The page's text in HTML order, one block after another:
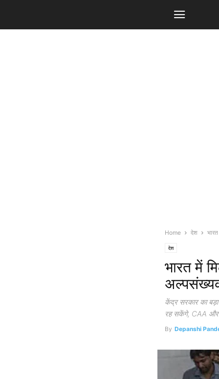
Home देश
देश
भारत में
केंद्र सरकार का
रह सकेंगे, CAA और
By Depanshi